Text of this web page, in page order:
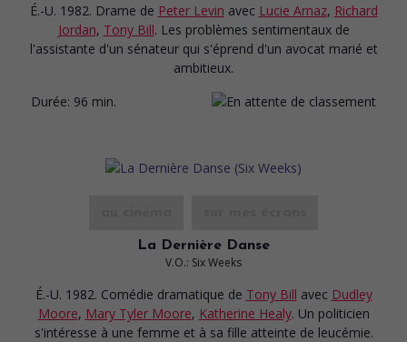
É.-U. 1982. Drame de Peter Levin avec Lucie Arnaz, Richard
Jordan, Tony Bill. Les problèmes sentimentaux de
l'assistante d'un sénateur qui s'éprend d'un avocat marié et
ambitieux.
Durée: 96 min.
La Dernière Danse
V.O.: Six Weeks
É.-U. 1982. Comédie dramatique de Tony Bill avec Dudley
Moore, Mary Tyler Moore, Katherine Healy. Un politicien
s'intéresse à une femme et à sa fille atteinte de leucémie.